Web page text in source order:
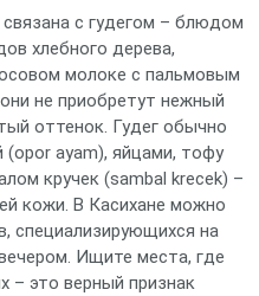
с гудегом – блюдом
хлебного дерева,
молоке с пальмовым
не приобретут нежный
оттенок. Гудег обычно
(opor ayam), яйцами, тофу
кручек (sambal krecek) –
кожи. В Касихане можно
специализирующихся на
Ищите места, где
– это верный признак